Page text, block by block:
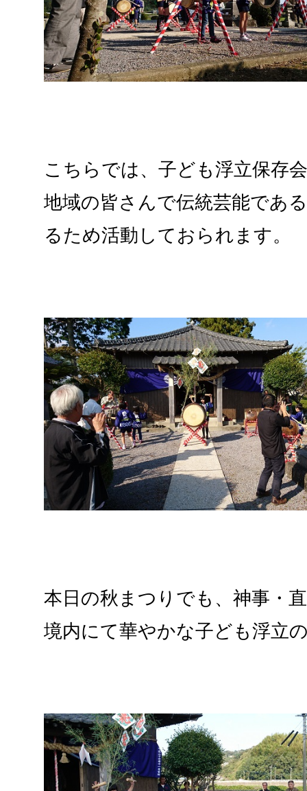
こちらでは、子ども浮立保存
地域の皆さんで伝統芸能であ
るため活動しておられます。
本日の秋まつりでも、神事・
境内にて華やかな子ども浮立